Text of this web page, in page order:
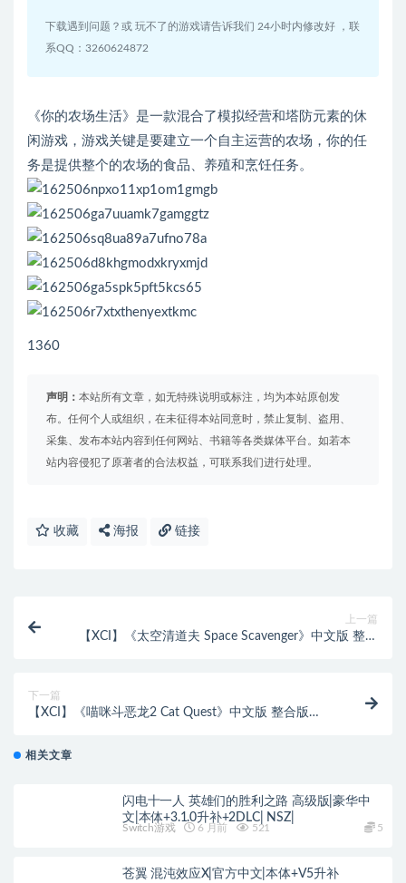
下载遇到问题？或 玩不了的游戏请告诉我们 24小时内修改好 ，联
系QQ：3260624872
《你的农场生活》是一款混合了模拟经营和塔防元素的休
闲游戏，游戏关键是要建立一个自主运营的农场，你的任
务是提供整个的农场的食品、养殖和烹饪任务。
1360
声明： 本站所有文章，如无特殊说明或标注，均为本站原创发
布。任何个人或组织，在未征得本站同意时，禁止复制、盗用、
采集、发布本站内容到任何网站、书籍等各类媒体平台。如若本
站内容侵犯了原著者的合法权益，可联系我们进行处理。
收藏 海报 链接
上一篇
【XCI】《太空清道夫 Space Scavenger》中文版 整合
下一篇
【XCI】《喵咪斗恶龙2 Cat Quest》中文版 整合版
相关文章
闪电十一人 英雄们的胜利之路 高级版|豪华中
文|本体+3.1.0升补+2DLC| NSZ|
Switch游戏 6 月前 521 5
苍翼 混沌效应X|官方中文|本体+V5升补